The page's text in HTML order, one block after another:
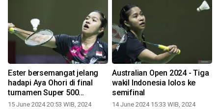
Ester bersemangat jelang
hadapi Aya Ohori di final
turnamen Super 500
pertama di Australia
15 June 2024 20:53 WIB, 2024
Australian Open 2024 - Tiga
wakil Indonesia lolos ke
semifinal
14 June 2024 15:33 WIB, 2024